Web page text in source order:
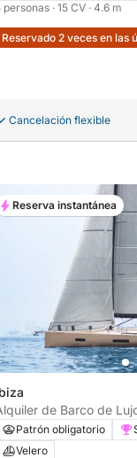
personas · 15 CV · 4.6 m
Reservado 2 veces en las
Cancelación flexible
de Barco de
con Capitán
Patrón obligatorio
Velero
Reserva instantánea